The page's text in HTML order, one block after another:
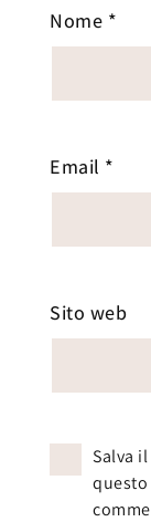
Nome *
Email *
Sito web
Salva
questo